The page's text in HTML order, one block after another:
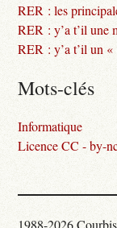
RER : les
RER : y’a t’il une
RER : y’a t’il un
Mots-clés
Informatique
Licence CC - by-
1988-2026